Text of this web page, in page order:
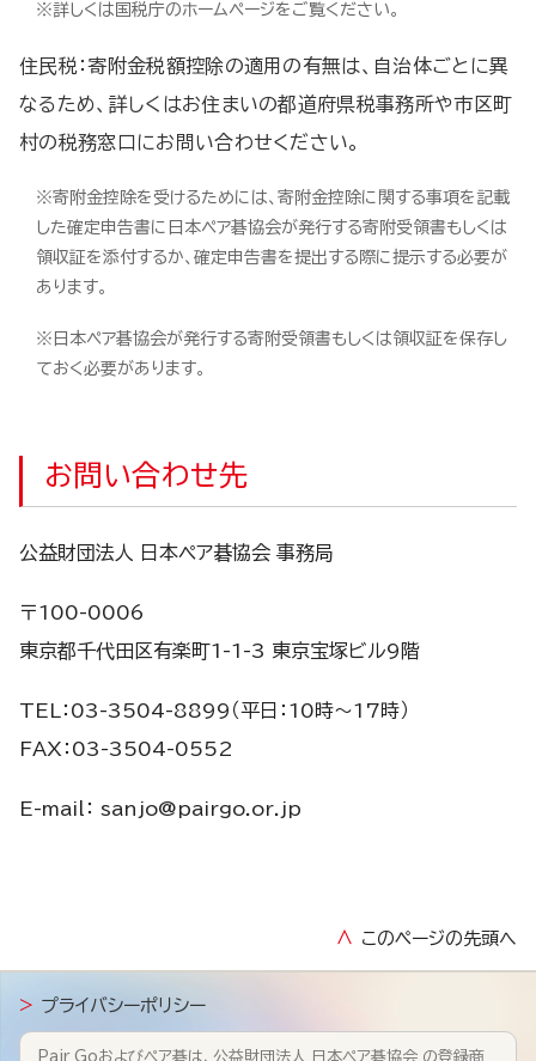
※詳しくは国税庁のホームページをご覧ください。
住民税：寄附金税額控除の適用の有無は、自治体ごとに異
なるため、詳しくはお住まいの都道府県税事務所や市区町
村の税務窓口にお問い合わせください。
※寄附金控除を受けるためには、寄附金控除に関する事項を記載
した確定申告書に日本ペア碁協会が発行する寄附受領書もしくは
領収証を添付するか、確定申告書を提出する際に提示する必要が
あります。
※日本ペア碁協会が発行する寄附受領書もしくは領収証を保存し
ておく必要があります。
お問い合わせ先
公益財団法人 日本ペア碁協会 事務局
〒100-0006
東京都千代田区有楽町1-1-3 東京宝塚ビル9階
TEL：03-3504-8899（平日：10時～17時）
FAX：03-3504-0552
E-mail： sanjo@pairgo.or.jp
∧ このページの先頭へ
> プライバシーポリシー
Pair Goおよびペア碁は、公益財団法人 日本ペア碁協会 の登録商